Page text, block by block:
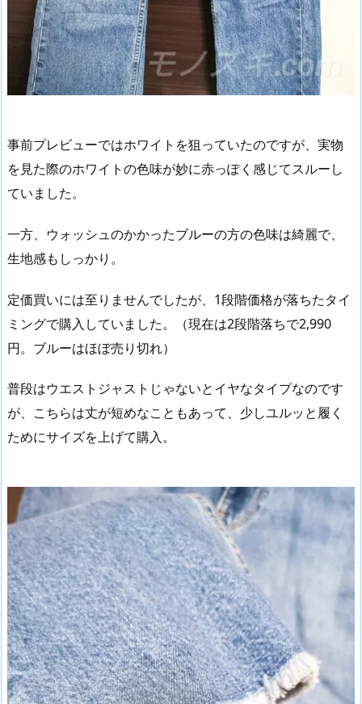
事前プレビューではホワイトを狙っていたのですが、実物
を見た際のホワイトの色味が妙に赤っぽく感じてスルーし
ていました。
一方、ウォッシュのかかったブルーの方の色味は綺麗で、
生地感もしっかり。
定価買いには至りませんでしたが、1段階価格が落ちたタイ
ミングで購入していました。（現在は2段階落ちで2,990
円。ブルーはほぼ売り切れ）
普段はウエストジャストじゃないとイヤなタイプなのです
が、こちらは丈が短めなこともあって、少しユルッと履く
ためにサイズを上げて購入。